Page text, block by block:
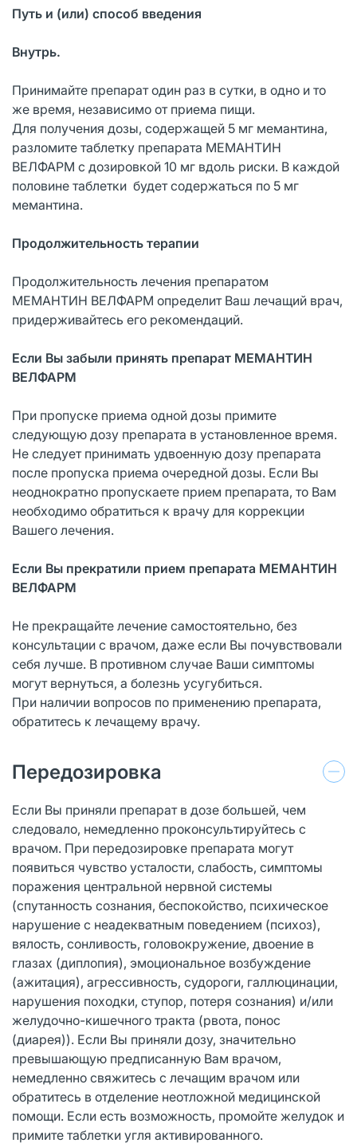
Путь и (или) способ введения
Внутрь.
Принимайте препарат один раз в сутки, в одно и то
же время, независимо от приема пищи.
Для получения дозы, содержащей 5 мг мемантина,
разломите таблетку препарата МЕМАНТИН
ВЕЛФАРМ с дозировкой 10 мг вдоль риски. В каждой
половине таблетки будет содержаться по 5 мг
мемантина.
Продолжительность терапии
Продолжительность лечения препаратом
МЕМАНТИН ВЕЛФАРМ определит Ваш лечащий врач,
придерживайтесь его рекомендаций.
Если Вы забыли принять препарат МЕМАНТИН
ВЕЛФАРМ
При пропуске приема одной дозы примите
следующую дозу препарата в установленное время.
Не следует принимать удвоенную дозу препарата
после пропуска приема очередной дозы. Если Вы
неоднократно пропускаете прием препарата, то Вам
необходимо обратиться к врачу для коррекции
Вашего лечения.
Если Вы прекратили прием препарата МЕМАНТИН
ВЕЛФАРМ
Не прекращайте лечение самостоятельно, без
консультации с врачом, даже если Вы почувствовали
себя лучше. В противном случае Ваши симптомы
могут вернуться, а болезнь усугубиться.
При наличии вопросов по применению препарата,
обратитесь к лечащему врачу.
Передозировка
Если Вы приняли препарат в дозе большей, чем
следовало, немедленно проконсультируйтесь с
врачом. При передозировке препарата могут
появиться чувство усталости, слабость, симптомы
поражения центральной нервной системы
(спутанность сознания, беспокойство, психическое
нарушение с неадекватным поведением (психоз),
вялость, сонливость, головокружение, двоение в
глазах (диплопия), эмоциональное возбуждение
(ажитация), агрессивность, судороги, галлюцинации,
нарушения походки, ступор, потеря сознания) и/или
желудочно-кишечного тракта (рвота, понос
(диарея)). Если Вы приняли дозу, значительно
превышающую предписанную Вам врачом,
немедленно свяжитесь с лечащим врачом или
обратитесь в отделение неотложной медицинской
помощи. Если есть возможность, промойте желудок и
примите таблетки угля активированного.